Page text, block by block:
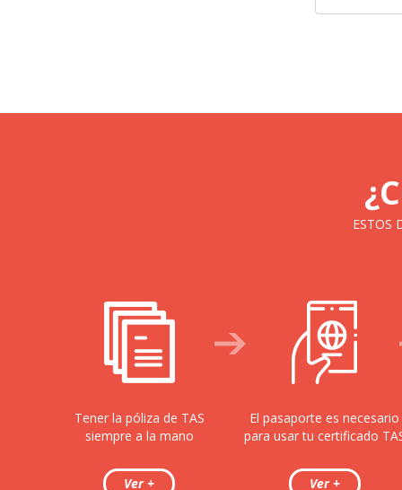
ESTOS
Tener la póliza de TAS
siempre a la mano
El pasaporte es necesario
para usar tu certificado